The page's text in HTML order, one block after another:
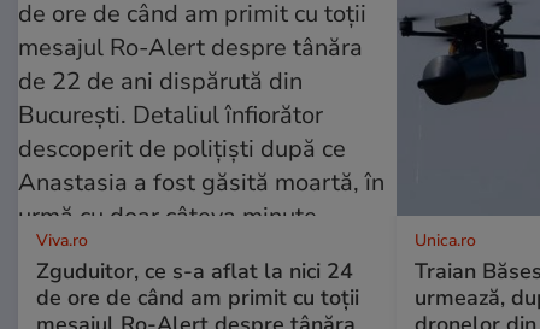
Viva.ro
Zguduitor, ce s-a aflat la nici 24
de ore de când am primit cu toții
Unica.ro
Traian
urmează,